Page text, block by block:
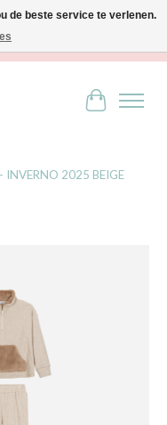
Orlentpromenade 9A -
INVERNO 2025 BEIGE
de beste service te verlenen.